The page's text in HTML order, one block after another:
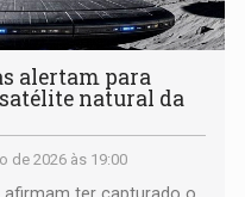
alertam para
natural da
de 2026 às 19:00
ter capturado o